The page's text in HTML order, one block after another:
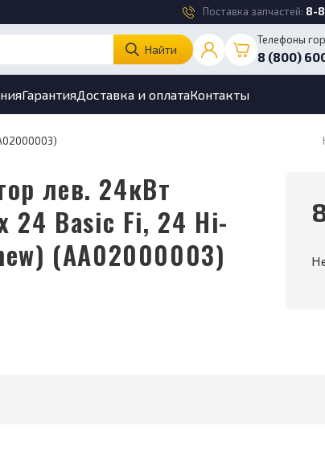
Поставка запчастей: 8-
Найти
Телефоны
8 (800)
ГарантияДоставка и оплатаКонтакты
24 Basic Fi, 24 Hi-
(AA02000003)